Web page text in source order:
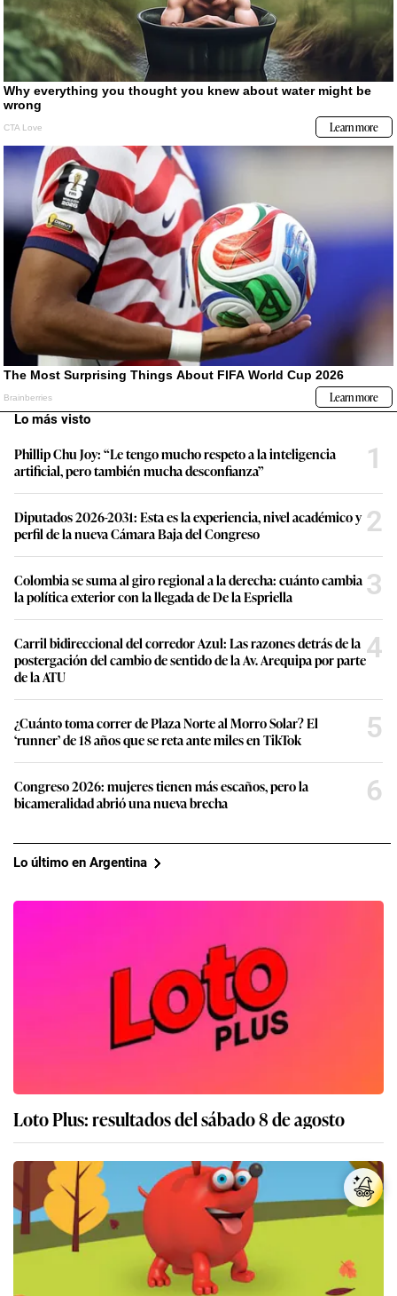
Lo más visto
Phillip Chu Joy: “Le tengo mucho respeto a la inteligencia
artificial, pero también mucha desconfianza”
1
Diputados 2026-2031: Esta es la experiencia, nivel académico y
perfil de la nueva Cámara Baja del Congreso
2
Colombia se suma al giro regional a la derecha: cuánto cambia
la política exterior con la llegada de De la Espriella
3
Carril bidireccional del corredor Azul: Las razones detrás de la
postergación del cambio de sentido de la Av. Arequipa por parte
de la ATU
4
¿Cuánto toma correr de Plaza Norte al Morro Solar? El
‘runner’ de 18 años que se reta ante miles en TikTok
5
Congreso 2026: mujeres tienen más escaños, pero la
bicameralidad abrió una nueva brecha
6
Lo último en Argentina
Loto Plus: resultados del sábado 8 de agosto